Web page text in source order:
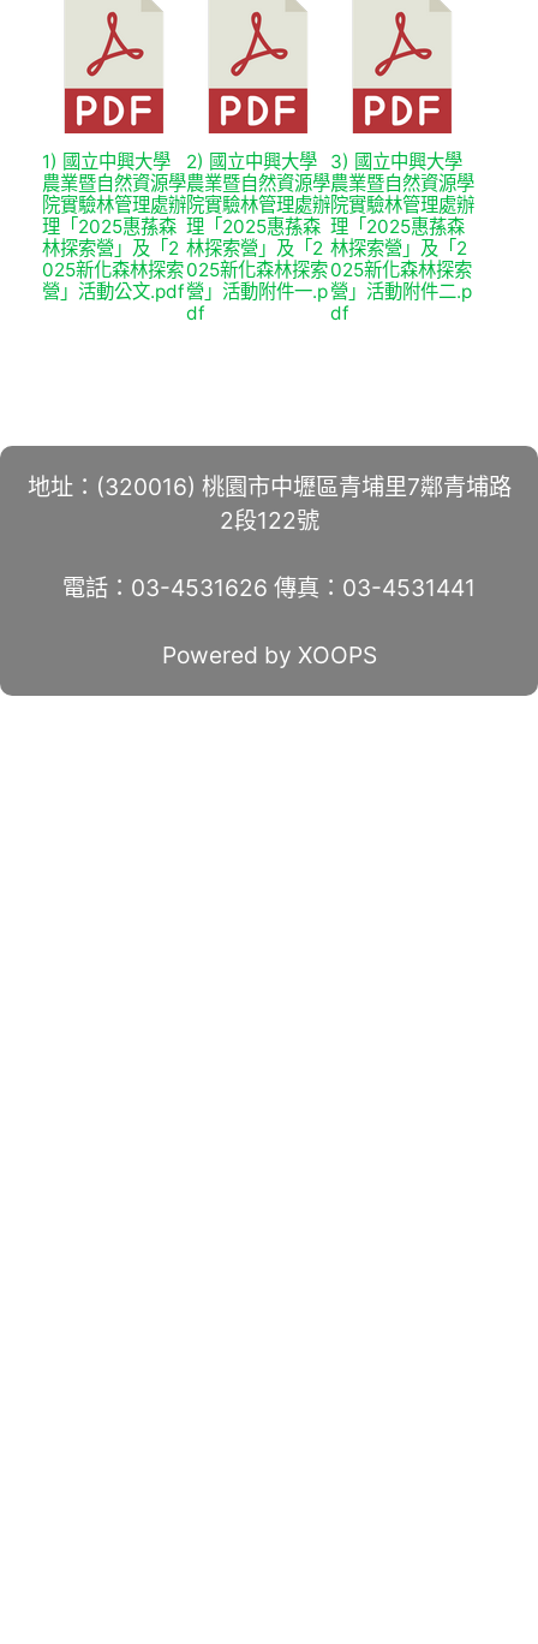
1) 國立中興大學
農業暨自然資源學
院實驗林管理處辦
理「2025惠蓀森
林探索營」及「2
025新化森林探索
營」活動公文.pdf
2) 國立中興大學
農業暨自然資源學
院實驗林管理處辦
理「2025惠蓀森
林探索營」及「2
025新化森林探索
營」活動附件一.p
df
3) 國立中興大學
農業暨自然資源學
院實驗林管理處辦
理「2025惠蓀森
林探索營」及「2
025新化森林探索
營」活動附件二.p
df
地址：(320016) 桃園市中壢區青埔里7鄰青埔路
2段122號
電話：03-4531626 傳真：03-4531441
Powered by XOOPS